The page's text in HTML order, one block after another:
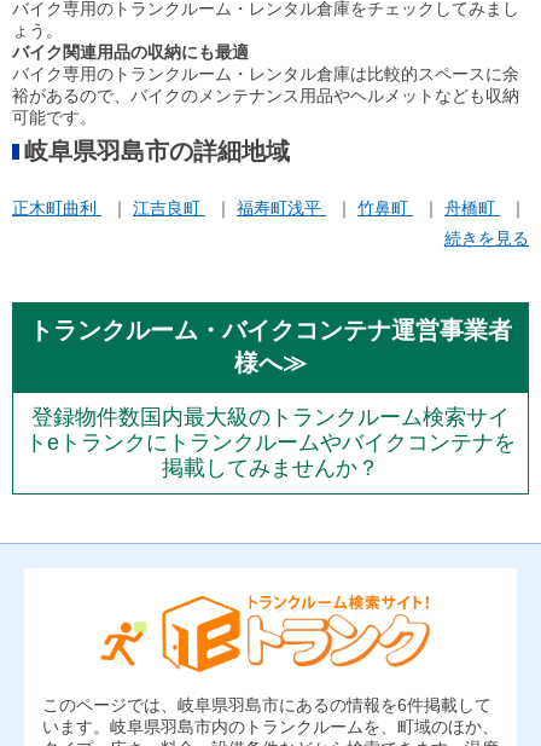
バイク専用のトランクルーム・レンタル倉庫をチェックしてみまし
ょう。
バイク関連用品の収納にも最適
バイク専用のトランクルーム・レンタル倉庫は比較的スペースに余
裕があるので、バイクのメンテナンス用品やヘルメットなども収納
可能です。
岐阜県羽島市の詳細地域
正木町曲利 江吉良町 福寿町浅平 竹鼻町
舟橋町
続きを見る
トランクルーム・バイクコンテナ運営事業者
様へ≫
登録物件数国内最大級のトランクルーム検索サイ
トeトランクにトランクルームやバイクコンテナを
掲載してみませんか？
このページでは、岐阜県羽島市にあるの情報を6件掲載して
います。岐阜県羽島市内のトランクルームを、町域のほか、